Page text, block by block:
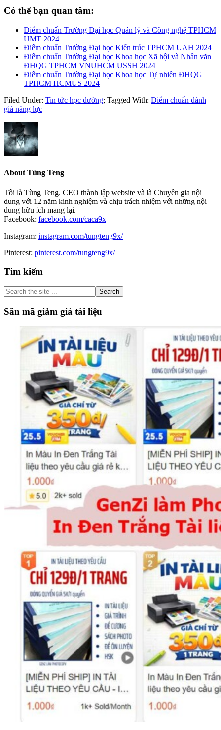
Có thể bạn quan tâm:
Điểm chuẩn Trường Đại học Quản lý và Công nghệ TPHCM
UMT 2024
Điểm chuẩn Trường Đại học Kiến trúc TPHCM UAH 2024
Điểm chuẩn Trường Đại học Khoa học Xã hội và Nhân văn
ĐHQG TPHCM VNUHCM USSH 2024
Điểm chuẩn Trường Đại học Khoa học Tự nhiên ĐHQG
TPHCM HCMUS 2024
Filed Under: Tin tức học đường; Tagged With: Điểm chuẩn đánh
giá năng lực
AboutTùng Teng
Tôi là Tùng Teng. CEO thành lập website và là Chuyên gia nội
dung với 12 năm kinh nghiệm và chịu trách nhiệm với những nội
dung hữu ích mang lại.
Facebook: facebook.com/caca9x
Instagram: instagram.com/tungteng9x/
Pinterest: pinterest.com/tungteng9x/
Primary
Sidebar
Tìm kiếm
Search
the
site
...
Săn mã giảm giá tài liệu